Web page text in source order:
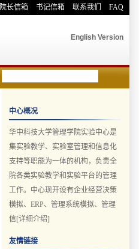
院长信箱 书记信箱 联系我们 FAQ
English Version
中心概况
华中科技大学管理学院实验中心是
集实验教学、实验室管理和信息化
支持等职能为一体的机构，负责全
院各类实验教学和实验平台的管理
工作。中心现开设有企业经营决策
模拟、ERP、管理系统模拟、管理
信[详细介绍]
友情链接